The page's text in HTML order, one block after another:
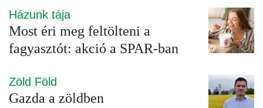
Házunk tája
Most éri meg feltölteni a
fagyasztót: akció a SPAR-ban
Zöld Föld
Gazda a zöldben